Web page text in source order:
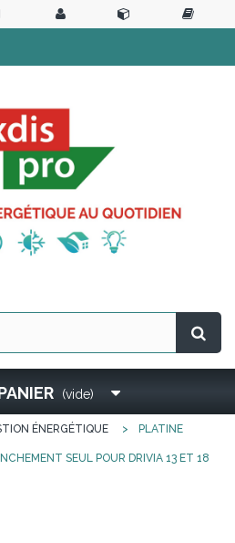
(vide)
ÉNERGÉTIQUE > PLATINE
SEUL POUR DRIVIA 13 ET 18